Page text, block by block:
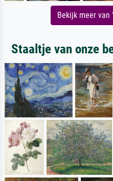
Bekijk meer
Staaltje van onze